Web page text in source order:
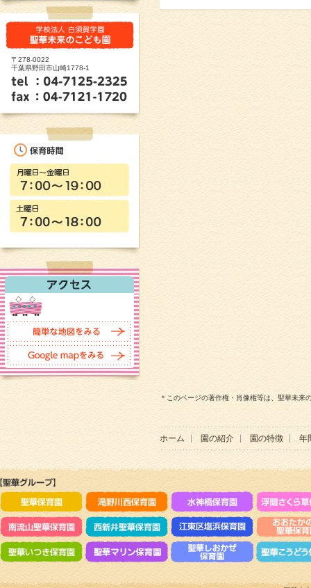
〒278-0022
千葉県野田市山崎1778-1
＊このページの著作権・肖像権等は、聖華未
ホーム 園の紹介 園の特徴 年